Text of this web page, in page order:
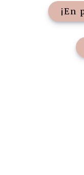
¡En